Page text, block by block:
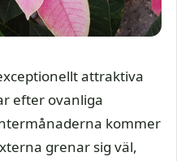
attraktiva
efter ovanliga
kommer
grenar sig väl,